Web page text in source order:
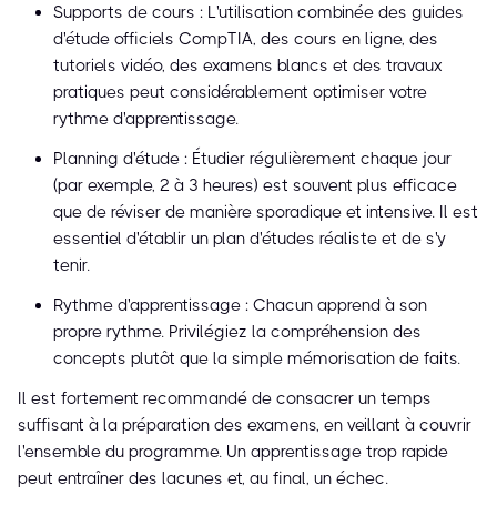
Supports de cours : L'utilisation combinée des guides
d'étude officiels CompTIA, des cours en ligne, des
tutoriels vidéo, des examens blancs et des travaux
pratiques peut considérablement optimiser votre
rythme d'apprentissage.
Planning d'étude : Étudier régulièrement chaque jour
(par exemple, 2 à 3 heures) est souvent plus efficace
que de réviser de manière sporadique et intensive. Il est
essentiel d'établir un plan d'études réaliste et de s'y
tenir.
Rythme d'apprentissage : Chacun apprend à son
propre rythme. Privilégiez la compréhension des
concepts plutôt que la simple mémorisation de faits.
Il est fortement recommandé de consacrer un temps
suffisant à la préparation des examens, en veillant à couvrir
l'ensemble du programme. Un apprentissage trop rapide
peut entraîner des lacunes et, au final, un échec.